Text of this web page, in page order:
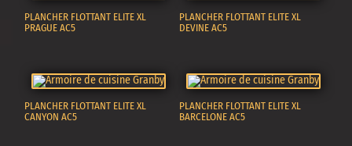
PLANCHER FLOTTANT ELITE XL
PRAGUE AC5
PLANCHER FLOTTANT ELITE XL
DEVINE AC5
PLANCHER FLOTTANT ELITE XL
CANYON AC5
PLANCHER FLOTTANT ELITE XL
BARCELONE AC5